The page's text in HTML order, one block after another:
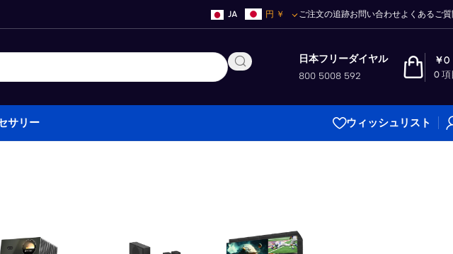
JA 円 ￥ ご注文の追跡お問い合わせよくあるご
日本フリーダイヤル
800 5008 592 0 項
￥0
サリー ウィッシュリスト